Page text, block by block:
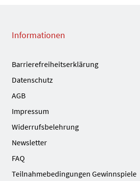
Informationen
Barrierefreiheitserklärung
Datenschutz
AGB
Impressum
Widerrufsbelehrung
Newsletter
FAQ
Teilnahmebedingungen Gewinnspiele